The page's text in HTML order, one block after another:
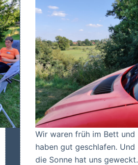
Wir waren früh im Bett und
haben gut geschlafen. Und
die Sonne hat uns geweckt.